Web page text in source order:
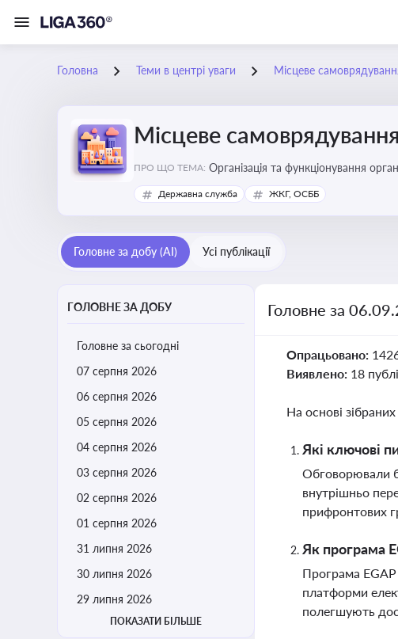
Головна Теми в центрі уваги Місцеве
Місцеве самоврядування
ПРО ЩО ТЕМА: Організація та функціонування
сіл, селищ)
Державна служба ЖКГ, ОСББ
Головне за добу (AI) Усі публікації
ГОЛОВНЕ ЗА ДОБУ
Головне за сьогодні
07 серпня 2026
06 серпня 2026
05 серпня 2026
04 серпня 2026
03 серпня 2026
02 серпня 2026
01 серпня 2026
31 липня 2026
30 липня 2026
29 липня 2026
ПОКАЗАТИ БІЛЬШЕ
Головне за
Опрацьовано:
Виявлено: 18
На основі
Які ключові
Обговорювали
внутрішньо
прифронтових
Як програма
Програма
платформи
полегшують